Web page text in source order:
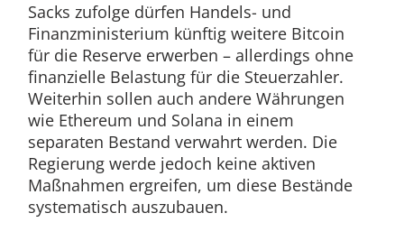
Sacks zufolge dürfen Handels- und
Finanzministerium künftig weitere Bitcoin
für die Reserve erwerben – allerdings ohne
finanzielle Belastung für die Steuerzahler.
Weiterhin sollen auch andere Währungen
wie Ethereum und Solana in einem
separaten Bestand verwahrt werden. Die
Regierung werde jedoch keine aktiven
Maßnahmen ergreifen, um diese Bestände
systematisch auszubauen.